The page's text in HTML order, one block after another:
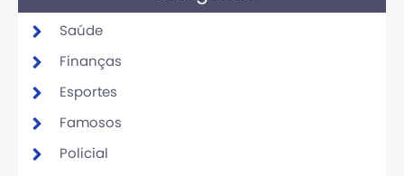
Saúde
Finanças
Esportes
Famosos
Policial